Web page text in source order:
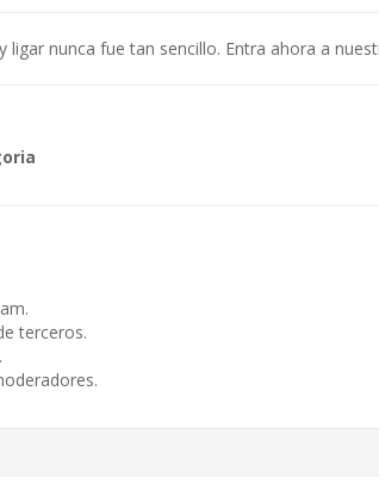
ligar nunca fue tan sencillo. Entra ahora a
terceros.